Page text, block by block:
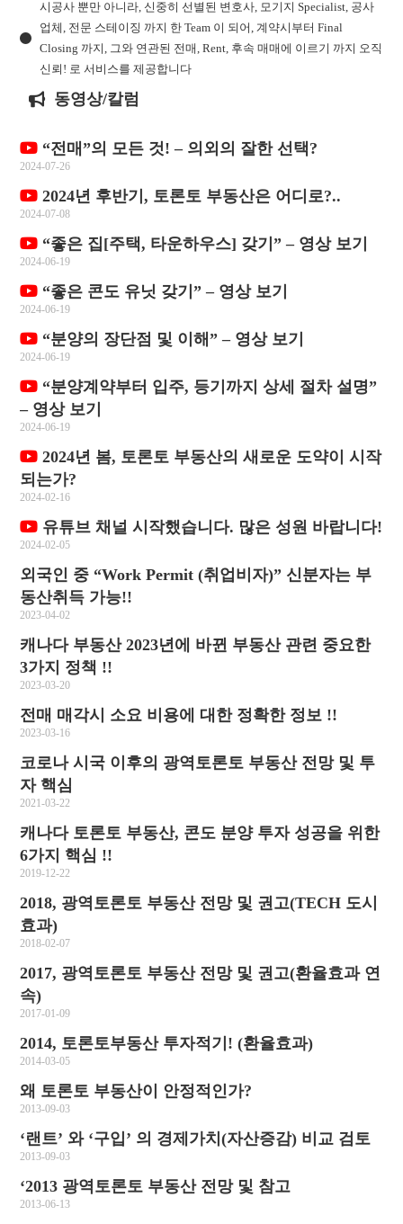
시공사 뿐만 아니라, 신중히 선별된 변호사, 모기지 Specialist, 공사
업체, 전문 스테이징 까지 한 Team 이 되어, 계약시부터 Final
Closing 까지, 그와 연관된 전매, Rent, 후속 매매에 이르기 까지 오직
신뢰! 로 서비스를 제공합니다
동영상/칼럼
“전매”의 모든 것! – 의외의 잘한 선택?
2024-07-26
2024년 후반기, 토론토 부동산은 어디로?..
2024-07-08
“좋은 집[주택, 타운하우스] 갖기” – 영상 보기
2024-06-19
“좋은 콘도 유닛 갖기” – 영상 보기
2024-06-19
“분양의 장단점 및 이해” – 영상 보기
2024-06-19
“분양계약부터 입주, 등기까지 상세 절차 설명”
– 영상 보기
2024-06-19
2024년 봄, 토론토 부동산의 새로운 도약이 시작
되는가?
2024-02-16
유튜브 채널 시작했습니다. 많은 성원 바랍니다!
2024-02-05
외국인 중 “Work Permit (취업비자)” 신분자는 부
동산취득 가능!!
2023-04-02
캐나다 부동산 2023년에 바뀐 부동산 관련 중요한
3가지 정책 !!
2023-03-20
전매 매각시 소요 비용에 대한 정확한 정보 !!
2023-03-16
코로나 시국 이후의 광역토론토 부동산 전망 및 투
자 핵심
2021-03-22
캐나다 토론토 부동산, 콘도 분양 투자 성공을 위한
6가지 핵심 !!
2019-12-22
2018, 광역토론토 부동산 전망 및 권고(TECH 도시
효과)
2018-02-07
2017, 광역토론토 부동산 전망 및 권고(환율효과 연
속)
2017-01-09
2014, 토론토부동산 투자적기! (환율효과)
2014-03-05
왜 토론토 부동산이 안정적인가?
2013-09-03
‘랜트’ 와 ‘구입’ 의 경제가치(자산증감) 비교 검토
2013-09-03
‘2013 광역토론토 부동산 전망 및 참고
2013-06-13